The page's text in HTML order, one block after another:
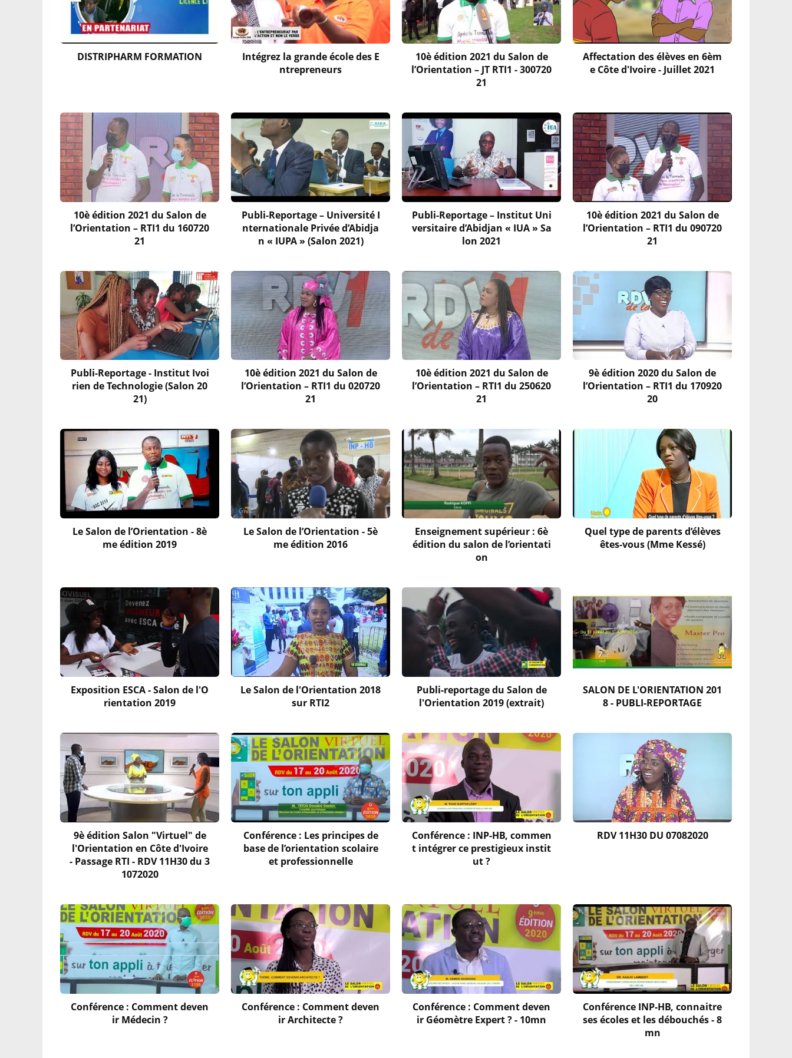
DISTRIPHARM FORMATION
Intégrez la grande école des E
ntrepreneurs
10è édition 2021 du Salon de
l’Orientation – JT RTI1 - 300720
21
Affectation des élèves en 6èm
e Côte d'Ivoire - Juillet 2021
10è édition 2021 du Salon de
l’Orientation – RTI1 du 160720
21
Publi-Reportage – Université I
nternationale Privée d’Abidja
n « IUPA » (Salon 2021)
Publi-Reportage – Institut Uni
versitaire d’Abidjan « IUA » Sa
lon 2021
10è édition 2021 du Salon de
l’Orientation – RTI1 du 090720
21
Publi-Reportage - Institut Ivoi
rien de Technologie (Salon 20
21)
10è édition 2021 du Salon de
l’Orientation – RTI1 du 020720
21
10è édition 2021 du Salon de
l’Orientation – RTI1 du 250620
21
9è édition 2020 du Salon de
l’Orientation – RTI1 du 170920
20
Le Salon de l’Orientation - 8è
me édition 2019
Le Salon de l’Orientation - 5è
me édition 2016
Enseignement supérieur : 6è
édition du salon de l’orientati
on
Quel type de parents d’élèves
êtes-vous (Mme Kessé)
Exposition ESCA - Salon de l'O
rientation 2019
Le Salon de l'Orientation 2018
sur RTI2
Publi-reportage du Salon de
l'Orientation 2019 (extrait)
SALON DE L'ORIENTATION 201
8 - PUBLI-REPORTAGE
9è édition Salon "Virtuel" de
l'Orientation en Côte d'Ivoire
- Passage RTI - RDV 11H30 du 3
1072020
Conférence : Les principes de
base de l’orientation scolaire
et professionnelle
Conférence : INP-HB, commen
t intégrer ce prestigieux instit
ut ?
RDV 11H30 DU 07082020
Conférence : Comment deven
ir Médecin ?
Conférence : Comment deven
ir Architecte ?
Conférence : Comment deven
ir Géomètre Expert ? - 10mn
Conférence INP-HB, connaitre
ses écoles et les débouchés - 8
mn